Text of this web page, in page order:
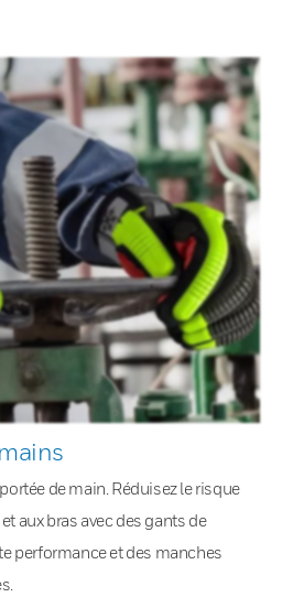
de main. Réduisez le risque
aux bras avec des gants de
performance et des manches